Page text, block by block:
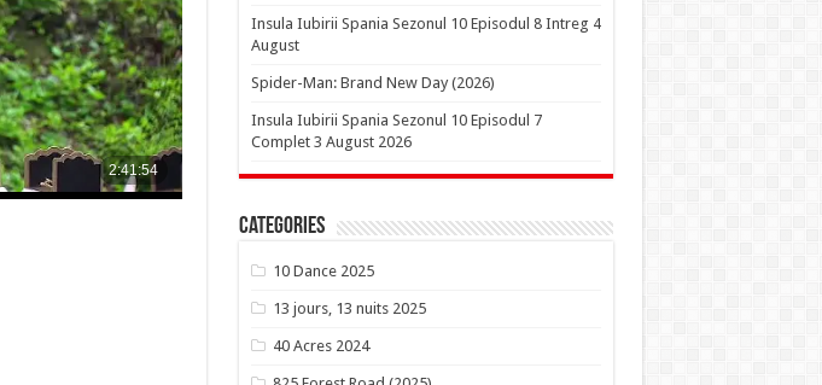
Insula Iubirii Spania Sezonul 10 Episodul 8 Intreg 4
August
Spider-Man: Brand New Day (2026)
Insula Iubirii Spania Sezonul 10 Episodul 7
Complet 3 August 2026
Categories
10 Dance 2025
13 jours, 13 nuits 2025
40 Acres 2024